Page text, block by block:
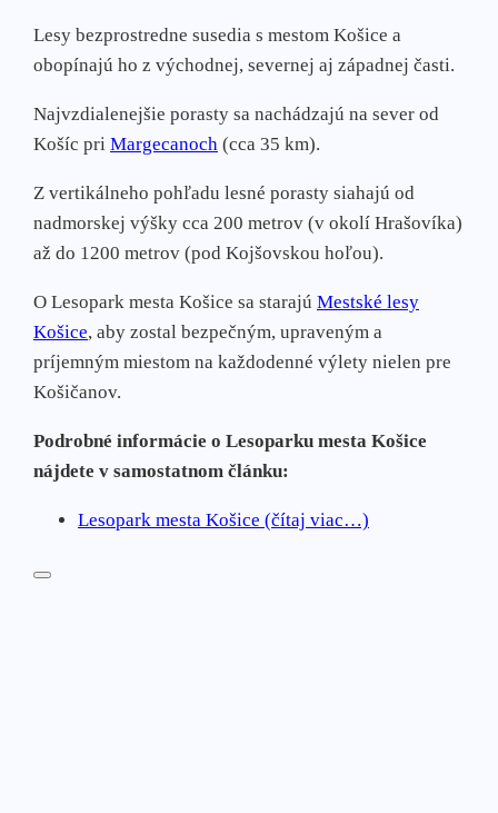
Lesy bezprostredne susedia s mestom Košice a
obopínajú ho z východnej, severnej aj západnej časti.
Najvzdialenejšie porasty sa nachádzajú na sever od
Košíc pri Margecanoch (cca 35 km).
Z vertikálneho pohľadu lesné porasty siahajú od
nadmorskej výšky cca 200 metrov (v okolí Hrašovíka)
až do 1200 metrov (pod Kojšovskou hoľou).
O Lesopark mesta Košice sa starajú Mestské lesy
Košice, aby zostal bezpečným, upraveným a
príjemným miestom na každodenné výlety nielen pre
Košičanov.
Podrobné informácie o Lesoparku mesta Košice
nájdete v samostatnom článku:
Lesopark mesta Košice (čítaj viac…)